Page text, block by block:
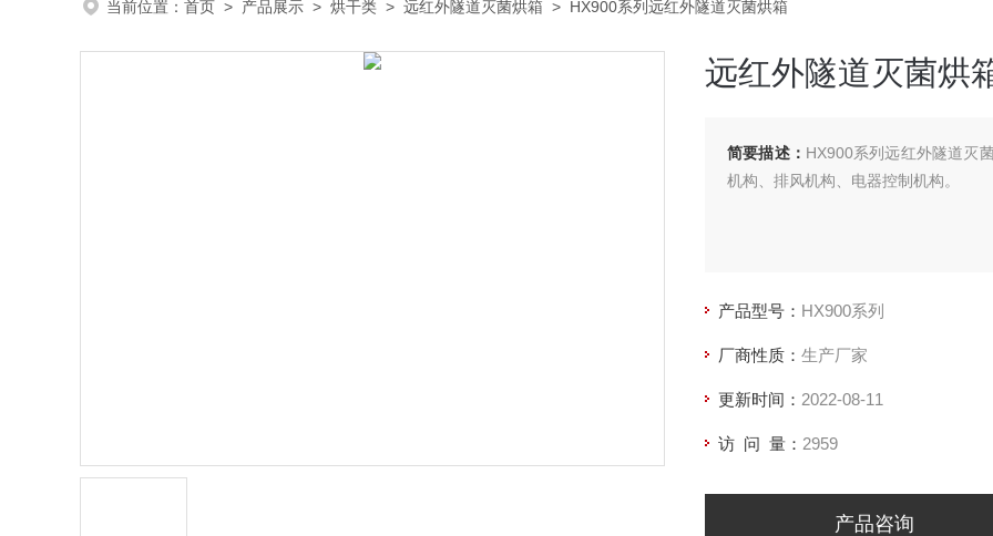
当前位置： 首页 > 产品展示 > 烘干类 > 远红外隧道灭菌烘箱 > HX900系列远红外隧道灭菌烘箱
远红外隧道灭菌烘
简要描述： HX900系列远红外隧道灭
机构、排风机构、电器控制机构。
产品型号： HX900系列
厂商性质： 生产厂家
更新时间： 2022-08-11
访 问 量： 2959
产品咨询